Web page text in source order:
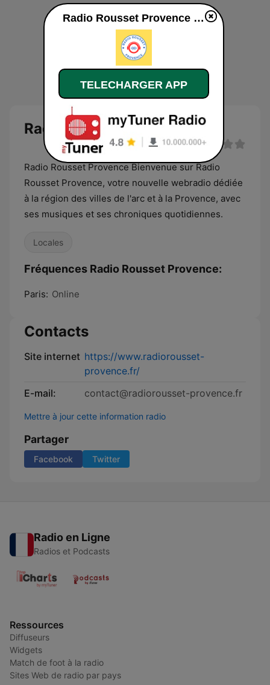
Radio Rousset Provence
Radio Rousset Provence Bienvenue sur Radio
Rousset Provence, votre nouvelle webradio dédiée
à la région des villes de l'arc et à la Provence, avec
ses musiques et ses chroniques quotidiennes.
Locales
Fréquences Radio Rousset Provence:
Paris: Online
Contacts
Site internet https://www.radiorousset-
provence.fr/
E-mail:
contact@radiorousset-provence.fr
Mettre à jour cette information radio
Partager
Facebook Twitter
Radio en Ligne
Radios et Podcasts
Ressources
Diffuseurs
Widgets
Match de foot à la radio
Sites Web de radio par pays
Radio Rousset Provence en ligne
TELECHARGER APP